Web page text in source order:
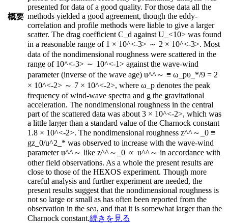
概要
presented for data of a good quality. For those data all the
methods yielded a good agreement, though the eddy-
correlation and profile methods were liable to give a larger
scatter. The drag coefficient C_d against U_<10> was found
in a reasonable range of 1 × 10^<-3> ～ 2 × 10^<-3>. Most
data of the nondimensional roughness were scattered in the
range of 10^<-3> ～ 10^<-1> against the wave-wind
parameter (inverse of the wave age) u^^～ ≡ ω_pυ_*/9 = 2
× 10^<-2> ～ 7 × 10^<-2>, where ω_p denotes the peak
frequency of wind-wave spectra and g the gravitational
acceleration. The nondimensional roughness in the central
part of the scattered data was about 3 × 10^<-2>, which was
a little larger than a standard value of the Charnock constant
1.8 × 10^<-2>. The nondimensional roughness z^^～_0 ≡
gz_0/u^2_* was observed to increase with the wave-wind
parameter u^^～ like z^^～_0 ∝ u^^～ in accordance with
other field observations. As a whole the present results are
close to those of the HEXOS experiment. Though more
careful analysis and further experiment are needed, the
present results suggest that the nondimensional roughness is
not so large or small as has often been reported from the
observation in the sea, and that it is somewhat larger than the
Charnock constant.続きを見る